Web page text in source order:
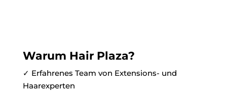
Warum Hair Plaza?
✓ Erfahrenes Team von Extensions- und
Haarexperten